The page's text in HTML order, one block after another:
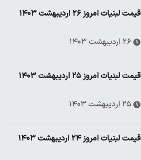
قیمت لبنیات امروز ۲۶ اردیبهشت ۱۴۰۳
۲۶ اردیبهشت ۱۴۰۳
قیمت لبنیات امروز ۲۵ اردیبهشت ۱۴۰۳
۲۵ اردیبهشت ۱۴۰۳
قیمت لبنیات امروز ۲۴ اردیبهشت ۱۴۰۳